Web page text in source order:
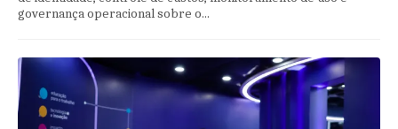
governança operacional sobre o...